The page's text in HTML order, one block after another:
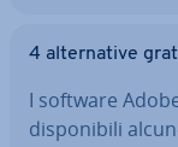
4 al­ter­na­ti­ve
I software
di­spo­ni­bi­li